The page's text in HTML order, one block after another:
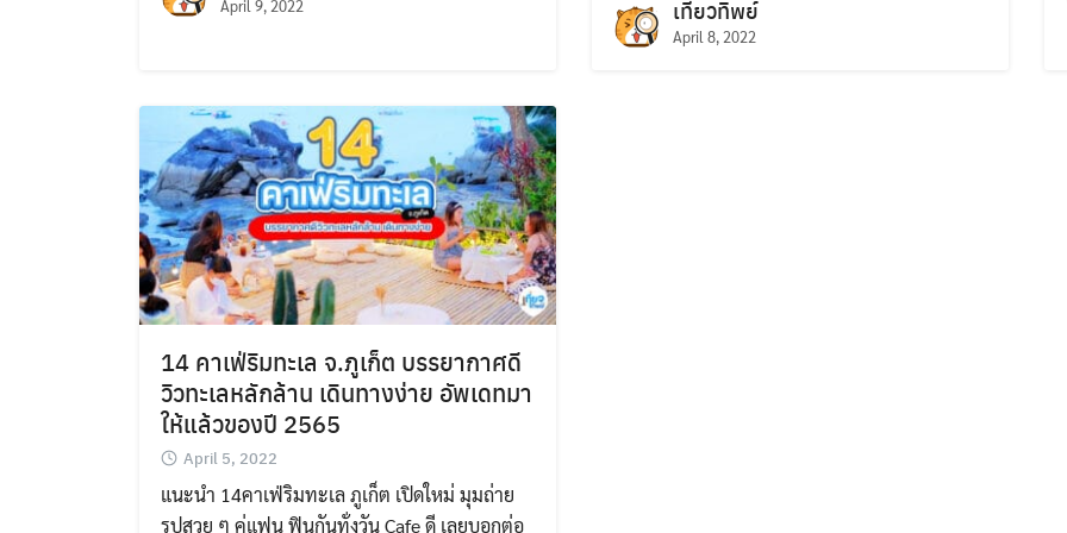
April 9, 2022 เที่ยวทิพย์
April 8, 2022
14 คาเฟ่ริมทะเล จ.ภูเก็ต บรรยากาศดี
วิวทะเลหลักล้าน เดินทางง่าย อัพเดทมา
ให้แล้วของปี 2565
April 5, 2022
แนะนำ 14คาเฟ่ริมทะเล ภูเก็ต เปิดใหม่ มุมถ่าย
รูปสวย ๆ คู่แฟน ฟินกันทั่งวัน Cafe ดี เลยบอกต่อ